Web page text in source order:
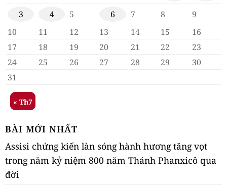
3
4 5 6 7 8
9
10
11 12 13 14 15
16
17
18 19 20 21 22
23
24
25 26 27 28 29
30
31
« Th7
BÀI MỚI NHẤT
Assisi chứng kiến làn sóng hành hương tăng vọt
trong năm kỷ niệm 800 năm Thánh Phanxicô qua
đời